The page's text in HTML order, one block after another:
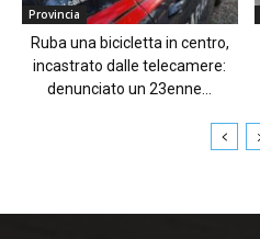
Provincia
Ruba una bicicletta in centro,
incastrato dalle telecamere:
denunciato un 23enne...